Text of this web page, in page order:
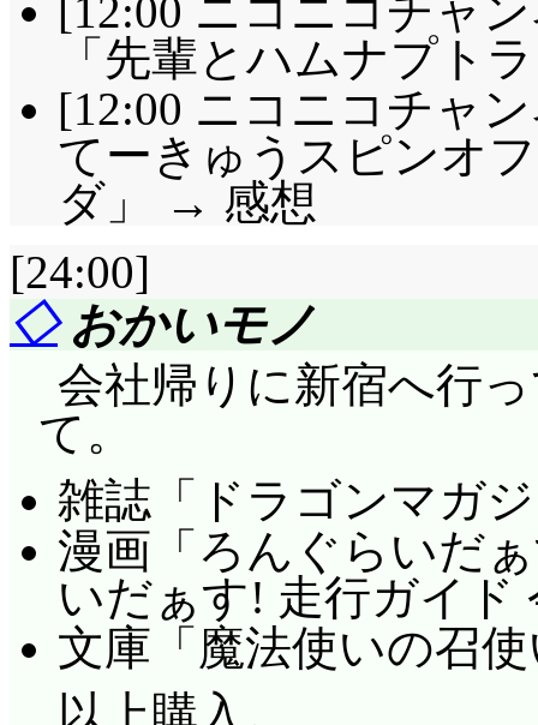
が生徒なのか百合狼
いよね? で、襲撃さ
ラ的には男も女も好
は……?
3日目、疑惑がかか
様確率の範疇だよね
（結愛、凜、陽菜ち
残っているか……花音
だったのか。そして
剣道部員を知る術も
よね。
葵の占いで結愛、凜
が見つかった場合、
合狼2人目が居たなら
[12:00 ニコニコチャ
「先輩とハムナプト
[12:00 ニコニコチャ
てーきゅうスピンオ
ダ」 → 感想
[24:00]
◇おかいモノ
会社帰りに新宿へ行
て。
雑誌「ドラゴンマガ
漫画「ろんぐらいだ
いだぁす! 走行ガイド
文庫「魔法使いの召
以上購入。